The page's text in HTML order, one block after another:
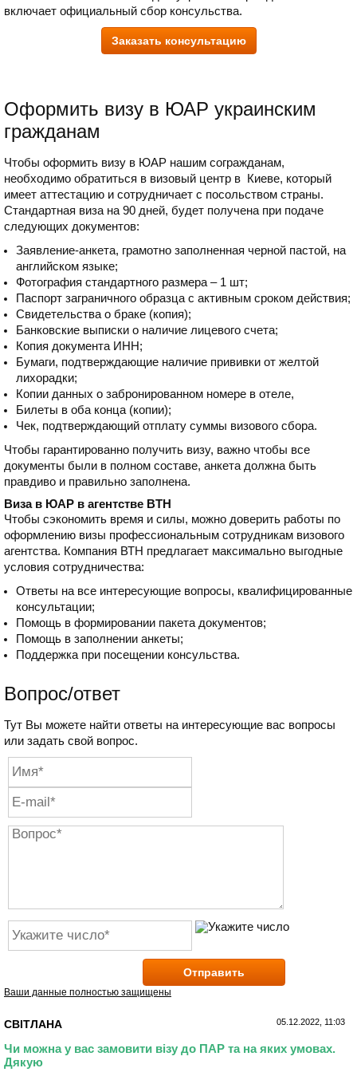
включает официальный сбор консульства.
Заказать консультацию
Оформить визу в ЮАР украинским
гражданам
Чтобы оформить визу в ЮАР нашим согражданам,
необходимо обратиться в визовый центр в Киеве, который
имеет аттестацию и сотрудничает с посольством страны.
Стандартная виза на 90 дней, будет получена при подаче
следующих документов:
Заявление-анкета, грамотно заполненная черной пастой, на
английском языке;
Фотография стандартного размера – 1 шт;
Паспорт заграничного образца с активным сроком действия;
Свидетельства о браке (копия);
Банковские выписки о наличие лицевого счета;
Копия документа ИНН;
Бумаги, подтверждающие наличие прививки от желтой
лихорадки;
Копии данных о забронированном номере в отеле,
Билеты в оба конца (копии);
Чек, подтверждающий отплату суммы визового сбора.
Чтобы гарантированно получить визу, важно чтобы все
документы были в полном составе, анкета должна быть
правдиво и правильно заполнена.
Виза в ЮАР в агентстве BTH
Чтобы сэкономить время и силы, можно доверить работы по
оформлению визы профессиональным сотрудникам визового
агентства. Компания ВТН предлагает максимально выгодные
условия сотрудничества:
Ответы на все интересующие вопросы, квалифицированные
консультации;
Помощь в формировании пакета документов;
Помощь в заполнении анкеты;
Поддержка при посещении консульства.
Вопрос/ответ
Тут Вы можете найти ответы на интересующие вас вопросы
или задать свой вопрос.
Отправить
Ваши данные полностью защищены
СВІТЛАНА 05.12.2022, 11:03
Чи можна у вас замовити візу до ПАР та на яких умовах.
Дякую